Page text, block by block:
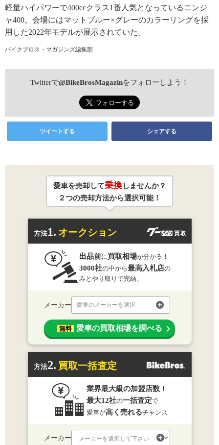
軽量ハイパワーで400ccクラス1番人気となっているニンジ
ャ400。会場にはマットブルー×グレーのカラーリングを採
用した2022年モデルが展示されていた。
バイクブロス・マガジンズ編集部
Twitterで@BikeBrosMagazinをフォローしよう！
ツイートする シェアする
愛車を売却して乗換しませんか？
２つの売却方法から選択可能！
方法1. オークション
出品前に買取相場が分かる！
3000社の中から最高入札店の
みとやり取りで完結。
メーカー 愛車のメーカーを選択
無料 愛車の買取相場を調べる
方法2. 買取一括査定
業界最大級の加盟店数！
最大12社の一括査定で
愛車が高く売れるチャンス
メーカー